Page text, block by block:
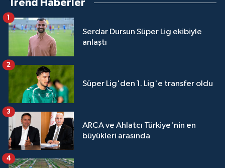
Trend Haberler
Serdar Dursun Süper Lig ekibiyle
anlaştı
1
Süper Lig'den 1. Lig'e transfer oldu
2
ARCA ve Ahlatcı Türkiye'nin en
büyükleri arasında
3
4